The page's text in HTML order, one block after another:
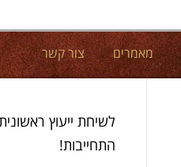
מאמרים צור קשר
לשיחת ייעוץ
התחייבות!